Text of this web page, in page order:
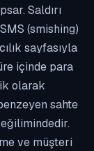
Saldırı
(smishing)
sayfasıyla
içinde para
olarak
sahte
ve müşteri